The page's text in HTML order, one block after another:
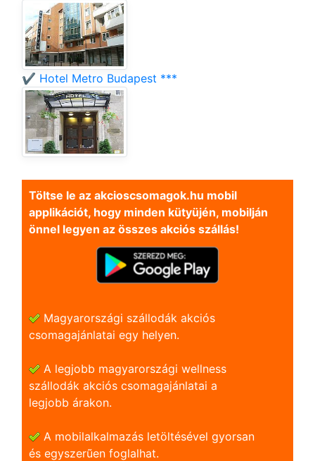
✔️ Hotel Metro Budapest ***
Töltse le az akcioscsomagok.hu mobil
applikációt, hogy minden kütyüjén, mobilján
önnel legyen az összes akciós szállás!
Magyarországi szállodák akciós
csomagajánlatai egy helyen.
A legjobb magyarországi wellness
szállodák akciós csomagajánlatai a
legjobb árakon.
A mobilalkalmazás letöltésével gyorsan
és egyszerũen foglalhat.